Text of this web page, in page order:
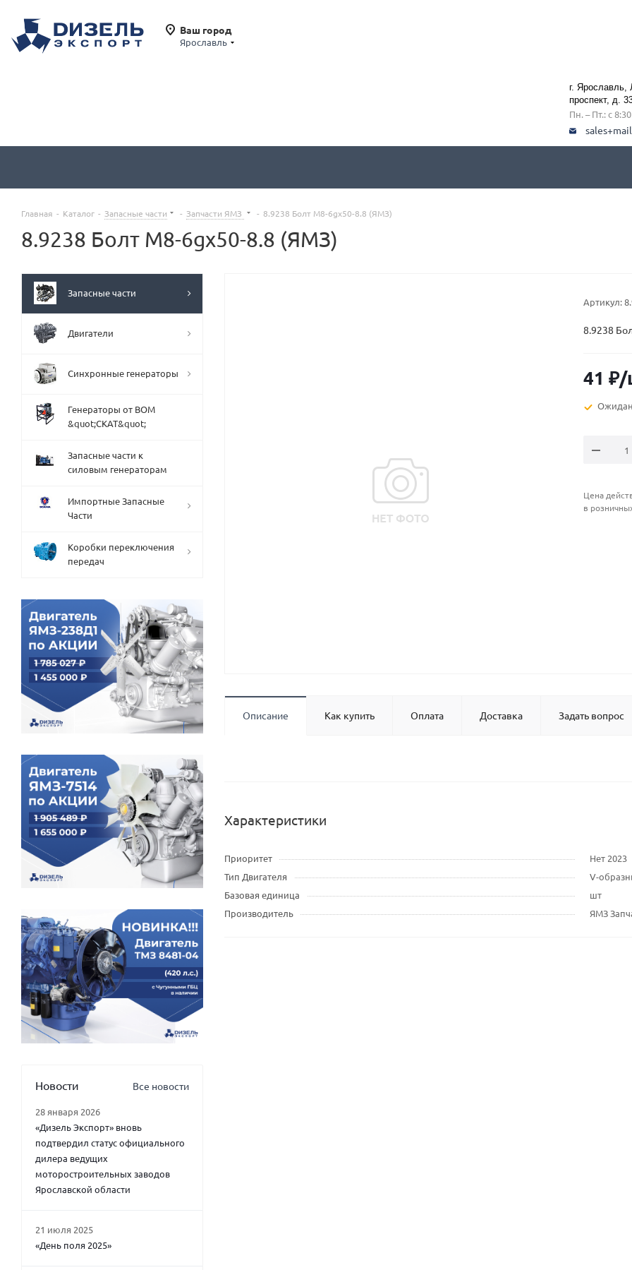
Ваш город
Ярославль
г. Ярославль,
проспект, д.
Пн. – Пт.: с
Главная - Каталог - Запасные части - Запчасти ЯМЗ - 8.9238 Болт М8-6gx50-8.8 (ЯМЗ)
8.9238 Болт М8-6gx50-8.8 (ЯМЗ)
Артикул:
8.9238
41 ₽/
Цена
в
Описание Как купить Оплата Доставка Задать вопрос
Характеристики
Приоритет
Нет 2023
Тип Двигателя
V-
Базовая единица
шт
Производитель
ЯМЗ
Запасные части
Двигатели
Синхронные генераторы
Генераторы от ВОМ
&quot;СКАТ&quot;
Запасные части к
силовым генераторам
Импортные Запасные
Части
Коробки переключения
передач
Новости Все новости
28 января 2026
«Дизель Экспорт» вновь
подтвердил статус официального
дилера ведущих
моторостроительных заводов
Ярославской области
21 июля 2025
«День поля 2025»